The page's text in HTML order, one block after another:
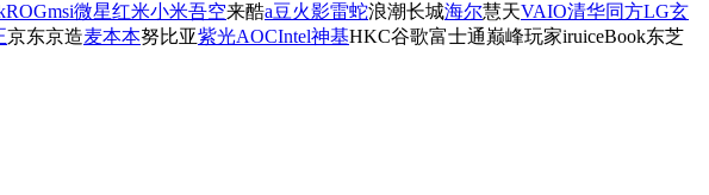
ROGmsi微星红米小米吾空来酷a豆火影雷蛇浪潮长城海尔慧天VAIO清华同方LG玄
京东京造麦本本努比亚紫光AOCIntel神基HKC谷歌富士通巅峰玩家iruiceBook东芝